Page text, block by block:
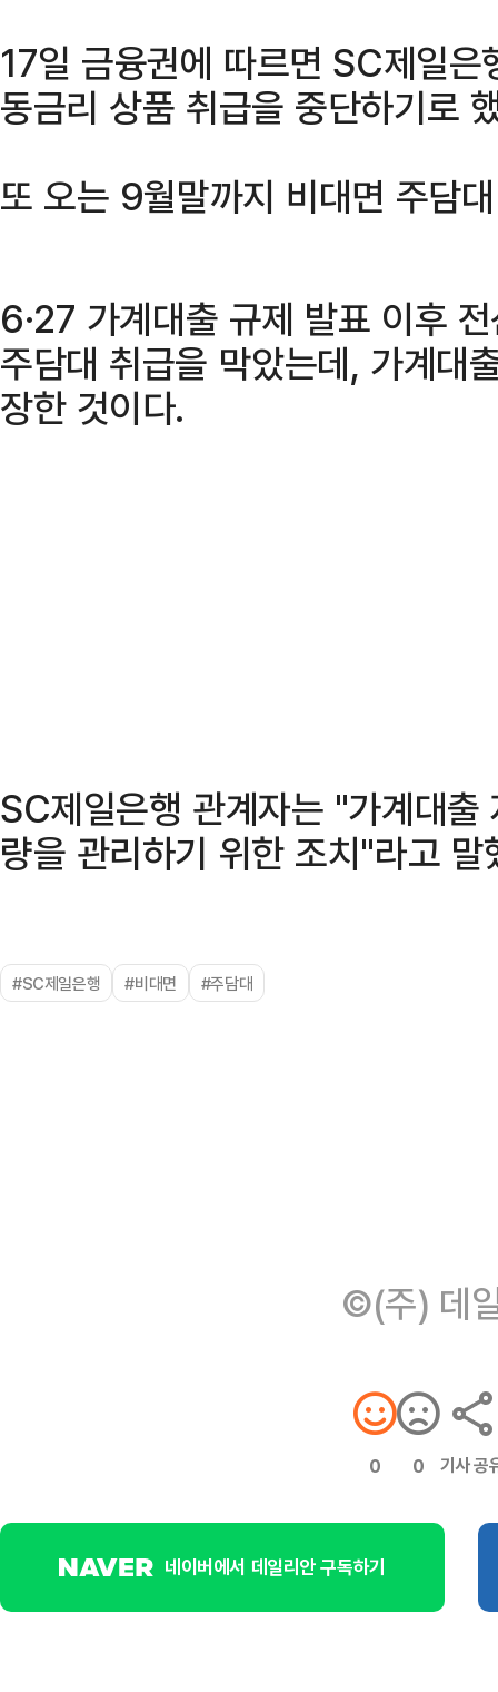
17일 금융권에 따르면 SC제일
동금리 상품 취급을 중단하기로
또 오는 9월말까지 비대면 주담
6·27 가계대출 규제 발표 이후
주담대 취급을 막았는데, 가계대
장한 것이다.
SC제일은행 관계자는 "가계대
량을 관리하기 위한 조치"라고 말
#SC제일은행 #비대면 #주담대
©(주) 데
0 0 기사 공
네이버에서 데일리안 구독하기